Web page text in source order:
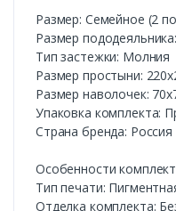
Размер: Семейное (2
Размер
Тип застежки: Молния
Размер простыни:
Размер наволочек:
Упаковка комплекта:
Страна бренда: Россия
Особенности
Тип печати:
Отделка комплекта: